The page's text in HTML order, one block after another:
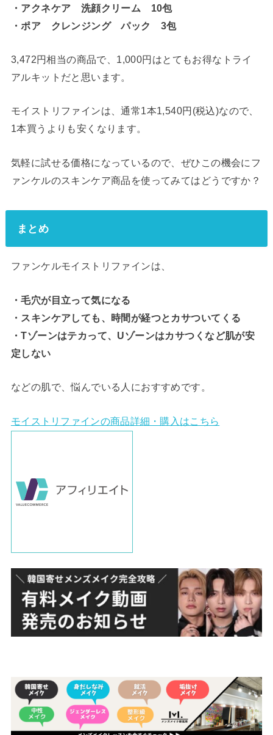
・アクネケア 洗顔クリーム 10包
・ポア クレンジング パック 3包
3,472円相当の商品で、1,000円はとてもお得なトライ
アルキットだと思います。
モイストリファインは、通常1本1,540円(税込)なので、
1本買うよりも安くなります。
気軽に試せる価格になっているので、ぜひこの機会にフ
ァンケルのスキンケア商品を使ってみてはどうですか？
まとめ
ファンケルモイストリファインは、
・毛穴が目立って気になる
・スキンケアしても、時間が経つとカサついてくる
・Tゾーンはテカって、Uゾーンはカサつくなど肌が安
定しない
などの肌で、悩んでいる人におすすめです。
モイストリファインの商品詳細・購入はこちら